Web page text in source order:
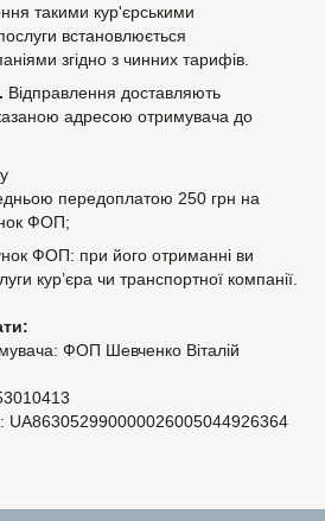
такими кур'єрськими
встановлюється
згідно з чинних тарифів.
Відправлення доставляють
адресою отримувача до
передоплатою 250 грн на
ФОП;
ФОП: при його отриманні ви
кур’єра чи транспортної компанії.
ФОП Шевченко Віталій
UA863052990000026005044926364